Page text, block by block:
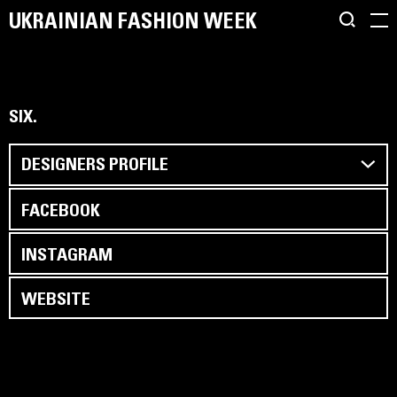
UKRAINIAN FASHION WEEK
SIX.
DESIGNERS PROFILE
FACEBOOK
INSTAGRAM
WEBSITE